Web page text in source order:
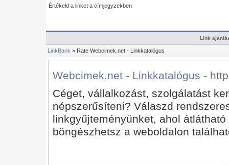
Értékeld a linket a címjegyzekben
Link
LinkBank » Rate Webcimek.net - Linkkatalógus
Webcimek.net - Linkkatalógus -
Céget, vállalkozást, szolgálatást
népszerűsíteni? Válaszd
linkgyűjteményünket, ahol
böngészhetsz a weboldalon